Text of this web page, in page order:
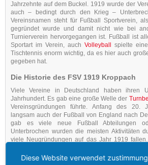
Jahrzehnte auf dem Buckel. 1919 wurde der
auch – bedingt durch den Krieg –
Vereinsnamen steht für Fußball Sportverein,
gegründet wurde und damit nicht wie bei
Turnierverein hervorgegangen ist. Fußball ist
Sportart im Verein, auch Volleyball
spielte
Tischtennis enorm wichtig, da es hier auch
gegeben hat.
Die Historie des FSV 1919 Kroppach
Viele Vereine in Deutschland haben ihren
Jahrhundert. Es gab eine große Welle der
Vereinsgründungen führte. Anfang des 20.
langsam auch der Fußball von England nach
gab es viele neue Fußball Abteilungen
Unterbrochen wurden die meisten Aktivitäten
viele Neugründungen auf das Jahr 1919
Beim nächsten Krieg gab es zwar wieder die
Diese Website verwendet